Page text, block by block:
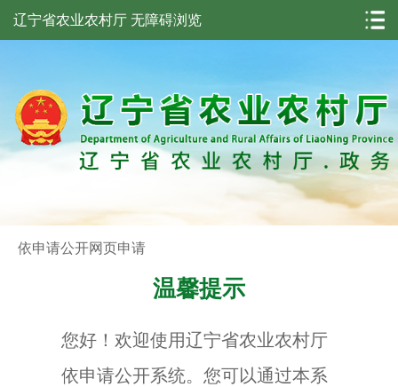
辽宁省农业农村厅 无障碍浏览
依申请公开网页申请
温馨提示
您好！欢迎使用辽宁省农业农村厅
依申请公开系统。您可以通过本系